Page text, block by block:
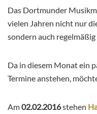
Das Dortmunder
vielen Jahren nicht nur
sondern auch
Da in diesem Monat ein
Termine anstehen,
Am02.02.2016stehen